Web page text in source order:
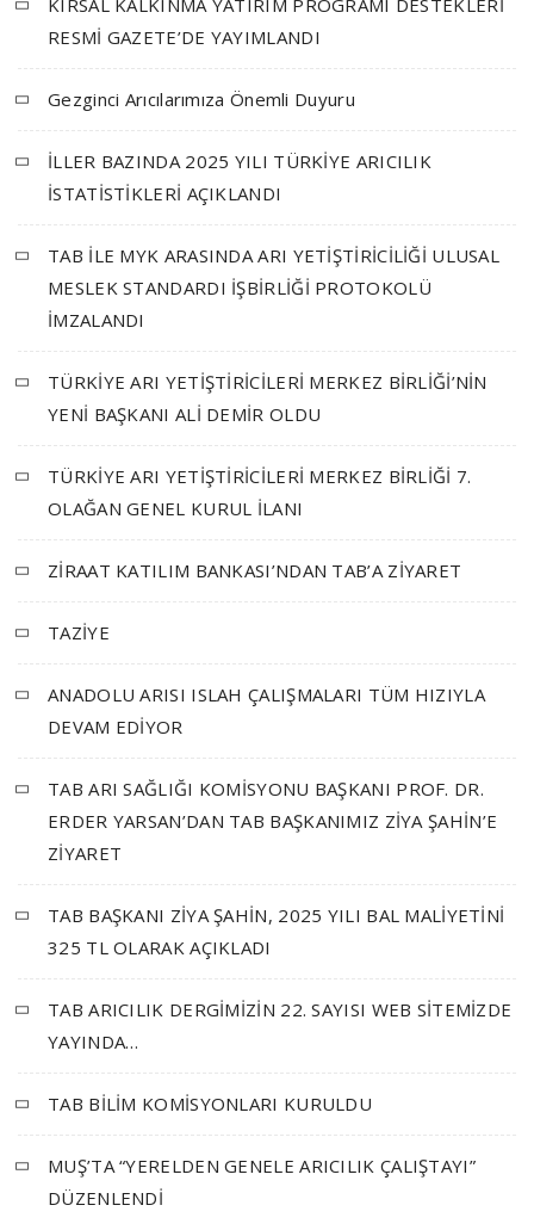
KIRSAL KALKINMA YATIRIM PROGRAMI DESTEKLERİ
RESMİ GAZETE’DE YAYIMLANDI
Gezginci Arıcılarımıza Önemli Duyuru
İLLER BAZINDA 2025 YILI TÜRKİYE ARICILIK
İSTATİSTİKLERİ AÇIKLANDI
TAB İLE MYK ARASINDA ARI YETİŞTİRİCİLİĞİ ULUSAL
MESLEK STANDARDI İŞBİRLİĞİ PROTOKOLÜ
İMZALANDI
TÜRKİYE ARI YETİŞTİRİCİLERİ MERKEZ BİRLİĞİ’NİN
YENİ BAŞKANI ALİ DEMİR OLDU
TÜRKİYE ARI YETİŞTİRİCİLERİ MERKEZ BİRLİĞİ 7.
OLAĞAN GENEL KURUL İLANI
ZİRAAT KATILIM BANKASI’NDAN TAB’A ZİYARET
TAZİYE
ANADOLU ARISI ISLAH ÇALIŞMALARI TÜM HIZIYLA
DEVAM EDİYOR
TAB ARI SAĞLIĞI KOMİSYONU BAŞKANI PROF. DR.
ERDER YARSAN’DAN TAB BAŞKANIMIZ ZİYA ŞAHİN’E
ZİYARET
TAB BAŞKANI ZİYA ŞAHİN, 2025 YILI BAL MALİYETİNİ
325 TL OLARAK AÇIKLADI
TAB ARICILIK DERGİMİZİN 22. SAYISI WEB SİTEMİZDE
YAYINDA…
TAB BİLİM KOMİSYONLARI KURULDU
MUŞ’TA “YERELDEN GENELE ARICILIK ÇALIŞTAYI”
DÜZENLENDİ